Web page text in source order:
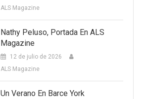
ALS Magazine
Nathy Peluso, Portada En ALS
Magazine
12 de julio de 2026
ALS Magazine
Un Verano En Barce York